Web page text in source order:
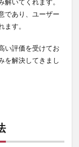
いてくれます。
であり、ユーザー
す。
い評価を受けてお
を解決してきまし